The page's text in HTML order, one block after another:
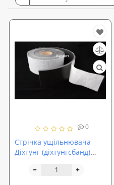
0
Стрічка ущільнювача
Діхтунг (діхтунгсбанд)
PRO (3008)